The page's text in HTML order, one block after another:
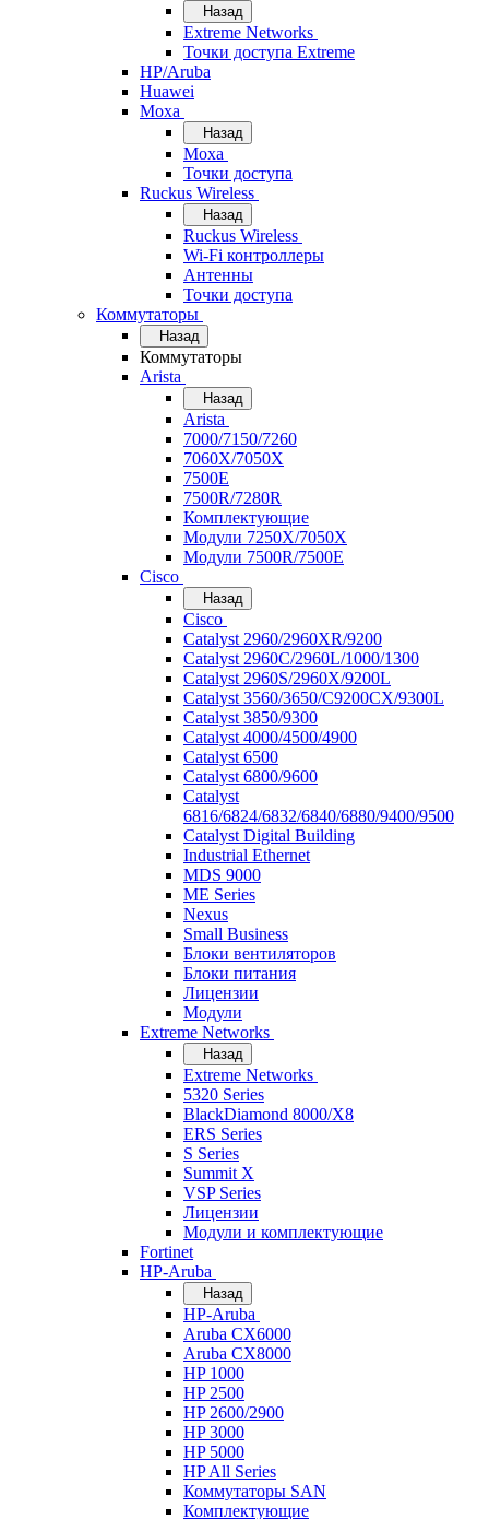
Назад
Extreme Networks
Точки доступа Extreme
HP/Aruba
Huawei
Moxa
Назад
Moxa
Точки доступа
Ruckus Wireless
Назад
Ruckus Wireless
Wi-Fi контроллеры
Антенны
Точки доступа
Коммутаторы
Назад
Коммутаторы
Arista
Назад
Arista
7000/7150/7260
7060X/7050X
7500E
7500R/7280R
Комплектующие
Модули 7250X/7050X
Модули 7500R/7500E
Cisco
Назад
Cisco
Catalyst 2960/2960XR/9200
Catalyst 2960C/2960L/1000/1300
Catalyst 2960S/2960X/9200L
Catalyst 3560/3650/C9200CX/9300L
Catalyst 3850/9300
Catalyst 4000/4500/4900
Catalyst 6500
Catalyst 6800/9600
Catalyst
6816/6824/6832/6840/6880/9400/9500
Catalyst Digital Building
Industrial Ethernet
MDS 9000
ME Series
Nexus
Small Business
Блоки вентиляторов
Блоки питания
Лицензии
Модули
Extreme Networks
Назад
Extreme Networks
5320 Series
BlackDiamond 8000/X8
ERS Series
S Series
Summit X
VSP Series
Лицензии
Модули и комплектующие
Fortinet
HP-Aruba
Назад
HP-Aruba
Aruba CX6000
Aruba CX8000
HP 1000
HP 2500
HP 2600/2900
HP 3000
HP 5000
HP All Series
Коммутаторы SAN
Комплектующие